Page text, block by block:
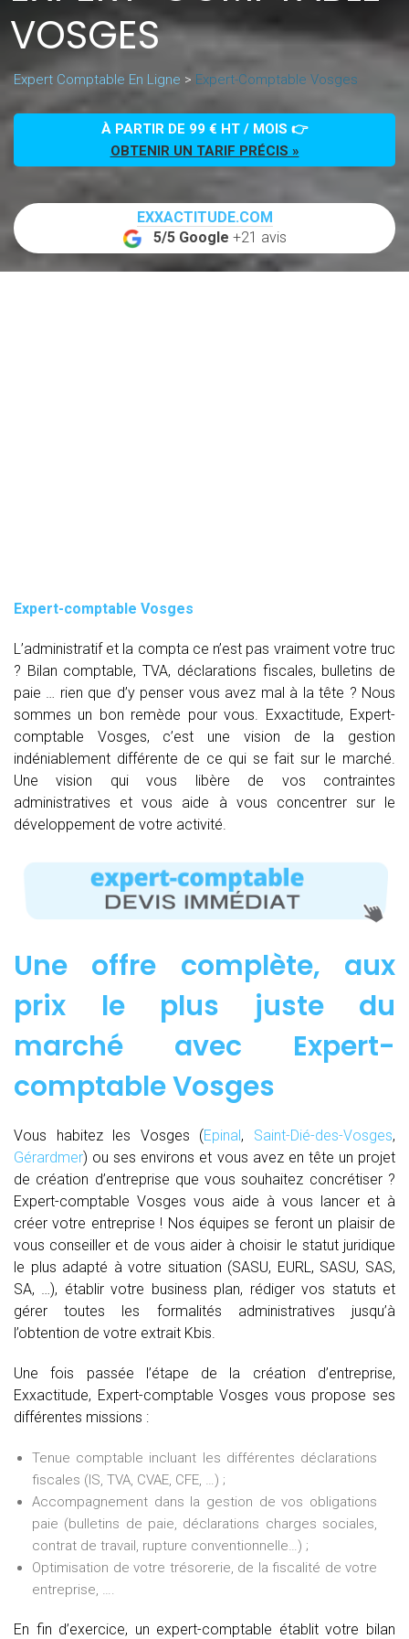
VOSGES
Expert Comptable En Ligne > Expert-Comptable Vosges
À PARTIR DE 99 € HT / MOIS 👉
OBTENIR UN TARIF PRÉCIS »
EXXACTITUDE.COM
5/5 Google +21 avis
Expert-comptable Vosges
L’administratif et la compta ce n’est pas vraiment votre truc
? Bilan comptable, TVA, déclarations fiscales, bulletins de
paie … rien que d’y penser vous avez mal à la tête ? Nous
sommes un bon remède pour vous. Exxactitude, Expert-
comptable Vosges, c’est une vision de la gestion
indéniablement différente de ce qui se fait sur le marché.
Une vision qui vous libère de vos contraintes
administratives et vous aide à vous concentrer sur le
développement de votre activité.
Une offre complète, aux
prix le plus juste du
marché avec Expert-
comptable Vosges
Vous habitez les Vosges (Epinal, Saint-Dié-des-Vosges,
Gérardmer) ou ses environs et vous avez en tête un projet
de création d’entreprise que vous souhaitez concrétiser ?
Expert-comptable Vosges vous aide à vous lancer et à
créer votre entreprise ! Nos équipes se feront un plaisir de
vous conseiller et de vous aider à choisir le statut juridique
le plus adapté à votre situation (SASU, EURL, SASU, SAS,
SA, …), établir votre business plan, rédiger vos statuts et
gérer toutes les formalités administratives jusqu’à
l’obtention de votre extrait Kbis.
Une fois passée l’étape de la création d’entreprise,
Exxactitude, Expert-comptable Vosges vous propose ses
différentes missions :
Tenue comptable incluant les différentes déclarations
fiscales (IS, TVA, CVAE, CFE, …) ;
Accompagnement dans la gestion de vos obligations
paie (bulletins de paie, déclarations charges sociales,
contrat de travail, rupture conventionnelle…) ;
Optimisation de votre trésorerie, de la fiscalité de votre
entreprise, ….
En fin d’exercice, un expert-comptable établit votre bilan